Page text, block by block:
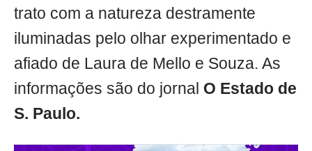
trato com a natureza destramente
iluminadas pelo olhar experimentado e
afiado de Laura de Mello e Souza. As
informações são do jornal O Estado de
S. Paulo.